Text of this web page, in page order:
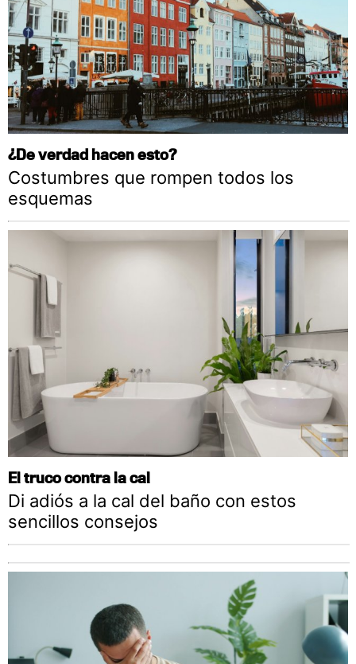
¿De verdad hacen esto?
Costumbres que rompen todos los
esquemas
El truco contra la cal
Di adiós a la cal del baño con estos
sencillos consejos